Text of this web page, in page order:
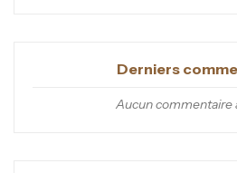
Derniers
Aucun commentaire